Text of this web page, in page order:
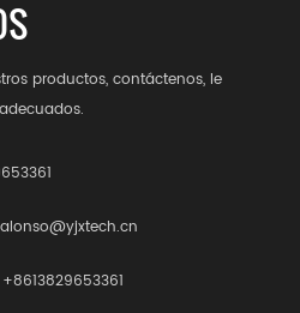
productos, contáctenos, le
alonso@yjxtech.cn